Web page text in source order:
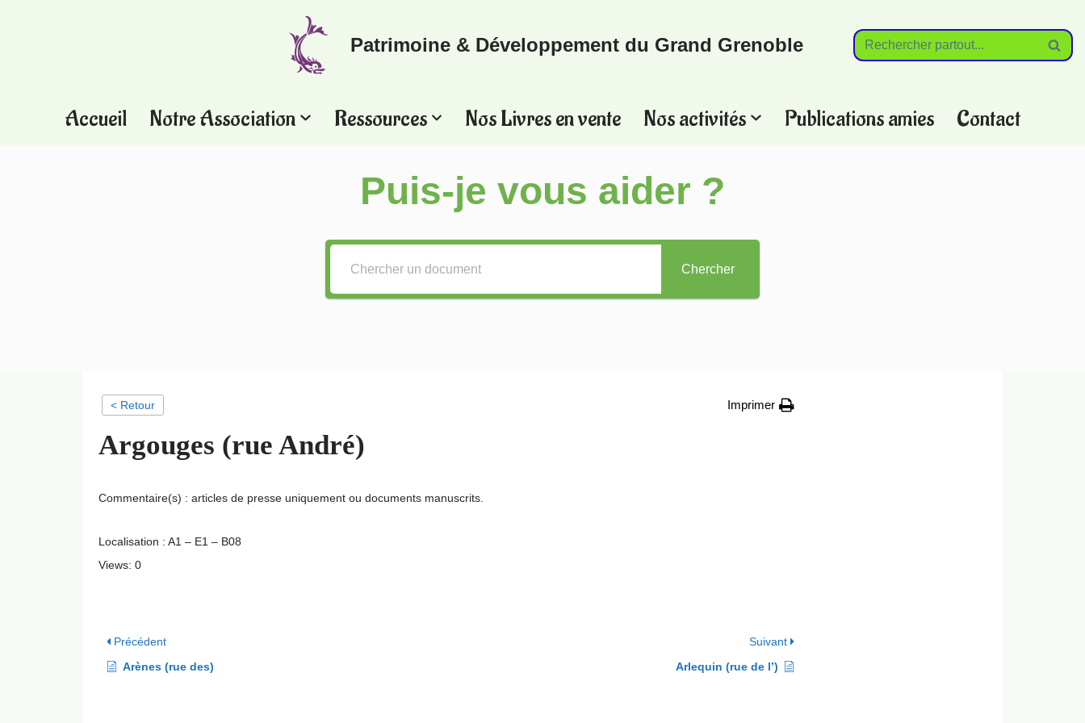
Patrimoine & Développement du Grand Grenoble
Accueil Notre Association Ressources Nos Livres en vente Nos activités Publications amies Contact
Puis-je vous aider ?
Chercher
< Retour Imprimer
Argouges (rue André)
Commentaire(s) : articles de presse uniquement ou documents manuscrits.
Localisation : A1 – E1 – B08
Views: 0
Précédent
Arènes (rue des)
Suivant
Arlequin (rue de l’)